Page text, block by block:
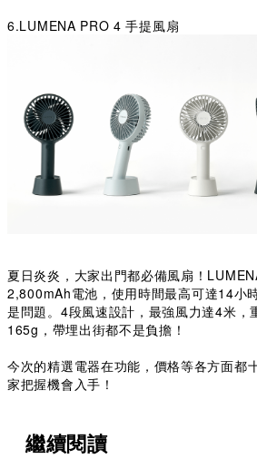
6.LUMENA PRO 4 手提風扇
夏日炎炎，大家出門都必備風扇！
2,800mAh電池，使用時間最高可達14小
是問題。4段風速設計，最強風力達4米，
165g，帶埋出街都不是負擔！
今次的精選電器在功能，價格等各方面都
家把握機會入手！
繼續閱讀